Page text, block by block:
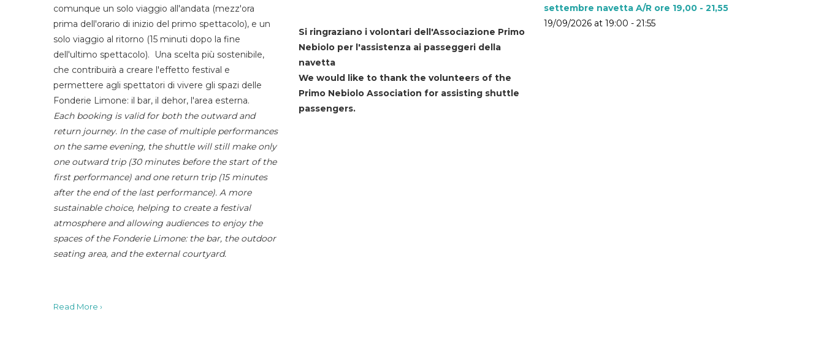
comunque un solo viaggio all'andata (mezz'ora
prima dell'orario di inizio del primo spettacolo), e un
solo viaggio al ritorno (15 minuti dopo la fine
dell'ultimo spettacolo). Una scelta più sostenibile,
che contribuirà a creare l'effetto festival e
permettere agli spettatori di vivere gli spazi delle
Fonderie Limone: il bar, il dehor, l'area esterna.
Each booking is valid for both the outward and
return journey. In the case of multiple performances
on the same evening, the shuttle will still make only
one outward trip (30 minutes before the start of the
first performance) and one return trip (15 minutes
after the end of the last performance). A more
sustainable choice, helping to create a festival
atmosphere and allowing audiences to enjoy the
spaces of the Fonderie Limone: the bar, the outdoor
seating area, and the external courtyard.
Si ringraziano i volontari dell'Associazione Primo
Nebiolo per l'assistenza ai passeggeri della
navetta
We would like to thank the volunteers of the
Primo Nebiolo Association for assisting shuttle
passengers.
settembre navetta A/R ore 19,00 - 21,55
19/09/2026 at 19:00 - 21:55
Read More ›